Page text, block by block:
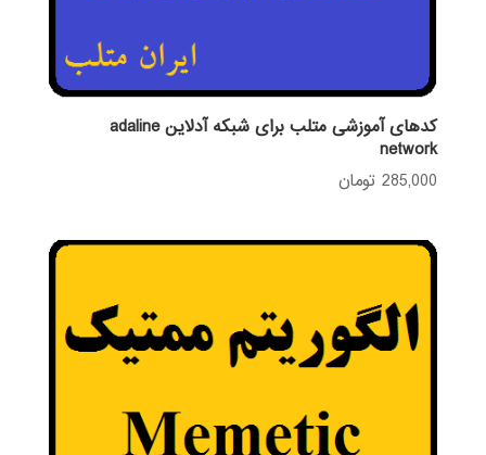
کدهای آموزشی متلب برای شبکه آدلاین adaline
network
285,000 تومان